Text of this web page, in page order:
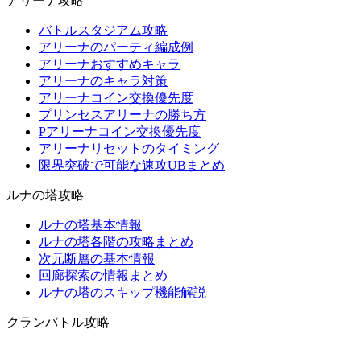
バトルスタジアム攻略
アリーナのパーティ編成例
アリーナおすすめキャラ
アリーナのキャラ対策
アリーナコイン交換優先度
プリンセスアリーナの勝ち方
Pアリーナコイン交換優先度
アリーナリセットのタイミング
限界突破で可能な速攻UBまとめ
ルナの塔攻略
ルナの塔基本情報
ルナの塔各階の攻略まとめ
次元断層の基本情報
回廊探索の情報まとめ
ルナの塔のスキップ機能解説
クランバトル攻略